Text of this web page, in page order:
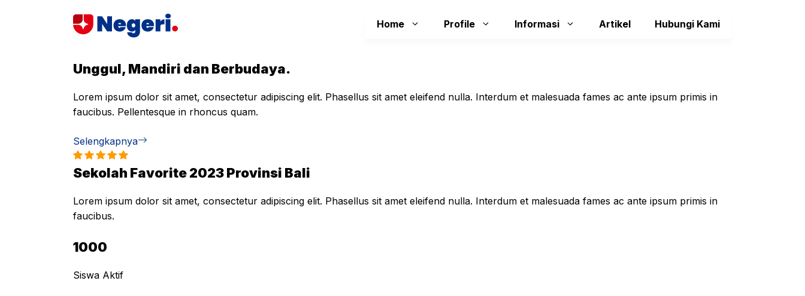
Home Profile Informasi Artikel Hubungi Kami
Unggul, Mandiri dan Berbudaya.
Lorem ipsum dolor sit amet, consectetur adipiscing elit. Phasellus sit amet eleifend nulla. Interdum et malesuada fames ac ante ipsum primis in
faucibus. Pellentesque in rhoncus quam.
Selengkapnya
Sekolah Favorite 2023 Provinsi Bali
Lorem ipsum dolor sit amet, consectetur adipiscing elit. Phasellus sit amet eleifend nulla. Interdum et malesuada fames ac ante ipsum primis in
faucibus.
1000
Siswa Aktif